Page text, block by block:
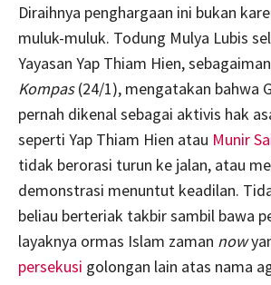
Diraihnya penghargaan ini bukan
muluk-muluk. Todung Mulya Lubis
Yayasan Yap Thiam Hien,
Kompas(24/1), mengatakan bahwa
pernah dikenal sebagai aktivis hak
seperti Yap Thiam Hien atau Munir
tidak berorasi turun ke jalan, atau
demonstrasi menuntut keadilan.
beliau berteriak takbir sambil bawa
layaknya ormas Islam zaman now
persekusi golongan lain atas nama